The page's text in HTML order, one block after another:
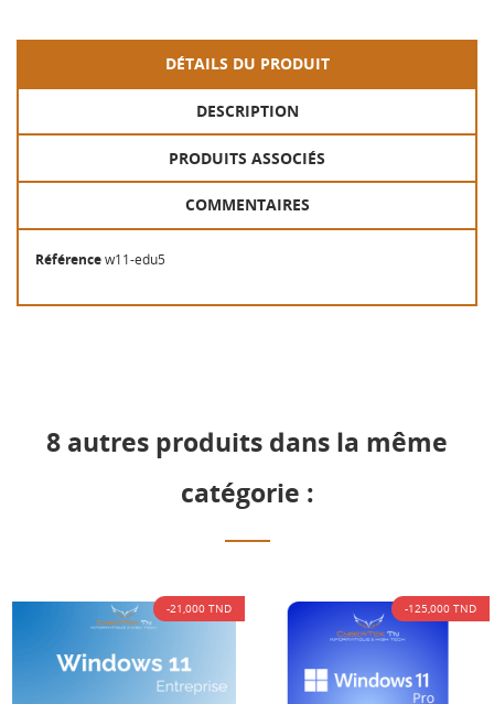
DÉTAILS DU PRODUIT
DESCRIPTION
PRODUITS ASSOCIÉS
COMMENTAIRES
Référencew11-edu5
8 autres produits dans la même
catégorie :
-125,000 TND -21,000